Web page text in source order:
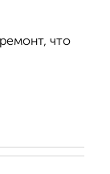
что